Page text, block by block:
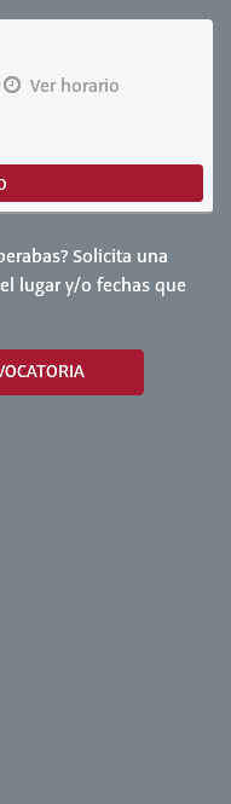
Ver horario
Solicita una
lugar y/o fechas que